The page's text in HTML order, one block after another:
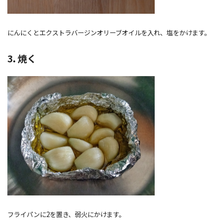
にんにくとエクストラバージンオリーブオイルを入れ、塩をかけます。
3. 焼く
フライパンに2を置き、弱火にかけます。